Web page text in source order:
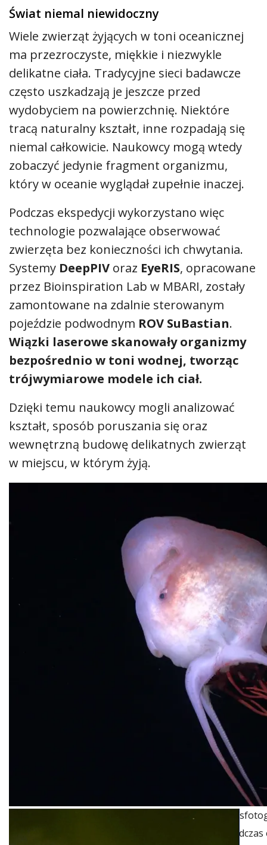
Świat niemal niewidoczny
Wiele zwierząt żyjących w toni oceanicznej
ma przezroczyste, miękkie i niezwykle
delikatne ciała. Tradycyjne sieci badawcze
często uszkadzają je jeszcze przed
wydobyciem na powierzchnię. Niektóre
tracą naturalny kształt, inne rozpadają się
niemal całkowicie. Naukowcy mogą wtedy
zobaczyć jedynie fragment organizmu,
który w oceanie wyglądał zupełnie inaczej.
Podczas ekspedycji wykorzystano więc
technologie pozwalające obserwować
zwierzęta bez konieczności ich chwytania.
Systemy DeepPIV oraz EyeRIS, opracowane
przez Bioinspiration Lab w MBARI, zostały
zamontowane na zdalnie sterowanym
pojeździe podwodnym ROV SuBastian.
Wiązki laserowe skanowały organizmy
bezpośrednio w toni wodnej, tworząc
trójwymiarowe modele ich ciał.
Dzięki temu naukowcy mogli analizować
kształt, sposób poruszania się oraz
wewnętrzną budowę delikatnych zwierząt
w miejscu, w którym żyją.
Samica pelagicznej ośmiornicy Haliphron atlanticus
głębokości około 800 metrów. Zdjęcie wykonano